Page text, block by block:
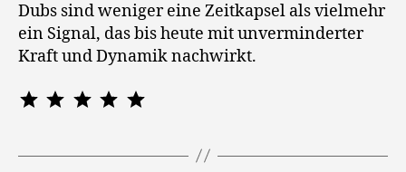
Dubs sind weniger eine Zeitkapsel als vielmehr
ein Signal, das bis heute mit unverminderter
Kraft und Dynamik nachwirkt.
⭐